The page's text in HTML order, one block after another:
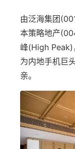
由泛海集团
本策略地产
峰(High Peak)
为内地手机巨
亲。